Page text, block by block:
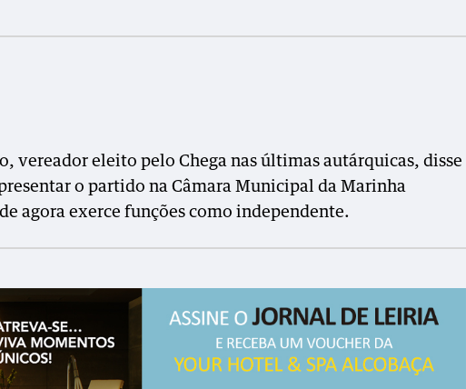
vereador eleito pelo Chega nas últimas autárquicas, disse
o partido na Câmara Municipal da Marinha
agora exerce funções como independente.